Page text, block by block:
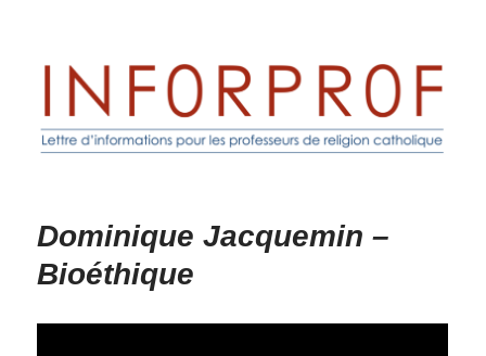
Inforprof
Dominique Jacquemin –
Bioéthique